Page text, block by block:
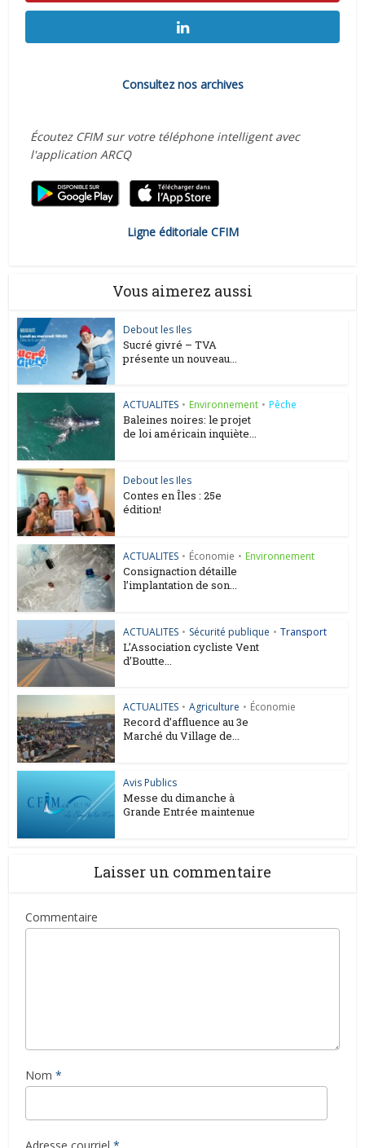
Consultez nos archives
Écoutez CFIM sur votre téléphone intelligent avec
l'application ARCQ
Ligne éditoriale CFIM
Vous aimerez aussi
Debout les Iles
Sucré givré – TVA
présente un nouveau...
ACTUALITES • Environnement • Pêche
Baleines noires: le projet
de loi américain inquiète...
Debout les Iles
Contes en Îles : 25e
édition!
ACTUALITES • Économie • Environnement
Consignaction détaille
l’implantation de son...
ACTUALITES • Sécurité publique • Transport
L’Association cycliste Vent
d’Boutte...
ACTUALITES • Agriculture • Économie
Record d’affluence au 3e
Marché du Village de...
Avis Publics
Messe du dimanche à
Grande Entrée maintenue
Laisser un commentaire
Commentaire
Nom *